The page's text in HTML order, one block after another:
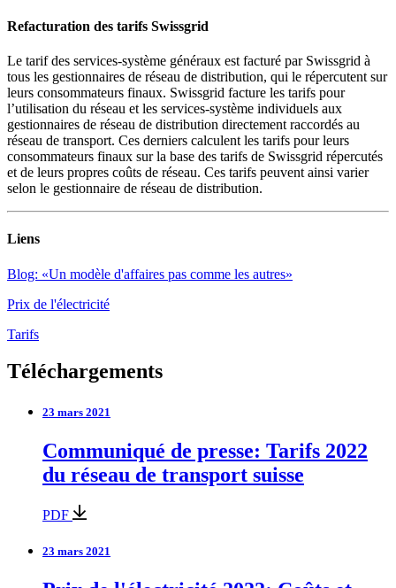
Refacturation des tarifs Swissgrid
Le tarif des services-système généraux est facturé par Swissgrid à
tous les gestionnaires de réseau de distribution, qui le répercutent sur
leurs consommateurs finaux. Swissgrid facture les tarifs pour
l’utilisation du réseau et les services-système individuels aux
gestionnaires de réseau de distribution directement raccordés au
réseau de transport. Ces derniers calculent les tarifs pour leurs
consommateurs finaux sur la base des tarifs de Swissgrid répercutés
et de leurs propres coûts de réseau. Ces tarifs peuvent ainsi varier
selon le gestionnaire de réseau de distribution.
Liens
Blog: «Un modèle d'affaires pas comme les autres»
Prix de l'électricité
Tarifs
Téléchargements
23 mars 2021
Communiqué de presse: Tarifs 2022
du réseau de transport suisse
PDF
23 mars 2021